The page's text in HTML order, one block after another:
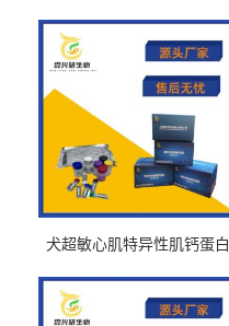
犬超敏心肌特异性肌钙蛋白